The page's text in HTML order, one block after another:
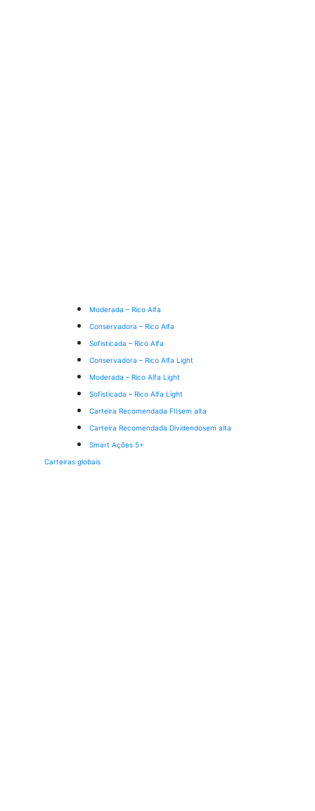
Moderada – Rico Alfa
Conservadora – Rico Alfa
Sofisticada – Rico Alfa
Conservadora – Rico Alfa Light
Moderada – Rico Alfa Light
Sofisticada – Rico Alfa Light
Carteira Recomendada FIIsem alta
Carteira Recomendada Dividendosem alta
Smart Ações 5+
Carteiras globais